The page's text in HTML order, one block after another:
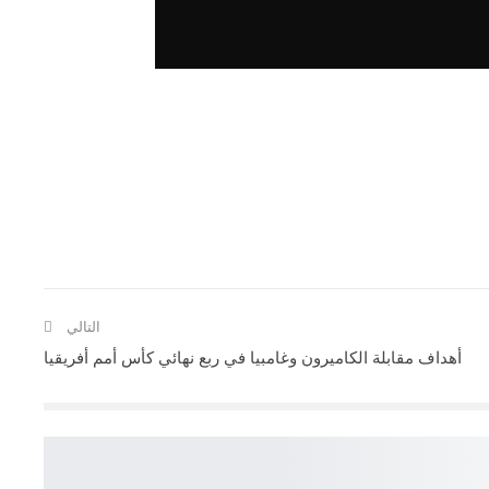
التالي
أهداف مقابلة الكاميرون وغامبيا في ربع نهائي كأس أمم أفريقيا